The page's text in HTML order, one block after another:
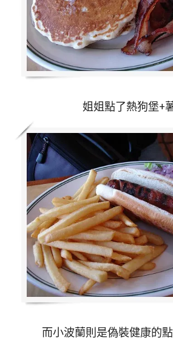
姐姐點了熱狗堡+
而小波蘭則是偽裝健康的